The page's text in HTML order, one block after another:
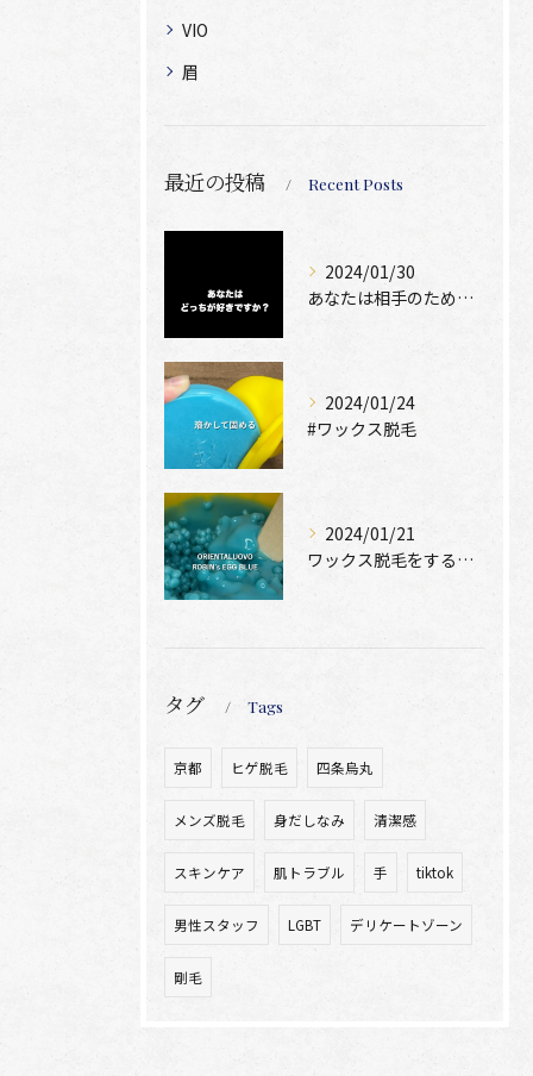
VIO
眉
最近の投稿 Recent Posts
2024/01/30
あなたは相手のために脱毛できますか？
2024/01/24
#ワックス脱毛
2024/01/21
ワックス脱毛をするために絶位必要なのは、
タグ Tags
京都 ヒゲ脱毛 四条烏丸
メンズ脱毛 身だしなみ 清潔感
スキンケア 肌トラブル 手 tiktok
男性スタッフ LGBT デリケートゾーン
剛毛